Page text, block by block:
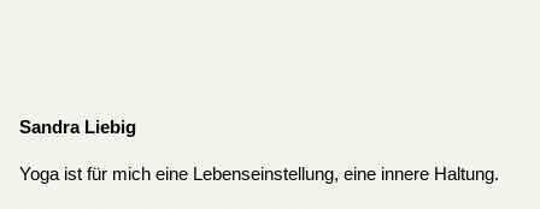
Sandra Liebig
Yoga ist für mich eine Lebenseinstellung, eine innere Haltung.